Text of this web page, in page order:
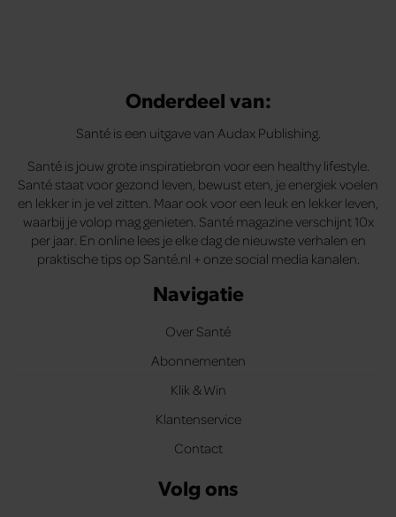
Onderdeel van:
Santé is een uitgave van Audax Publishing.
Santé is jouw grote inspiratiebron voor een healthy lifestyle.
Santé staat voor gezond leven, bewust eten, je energiek voelen
en lekker in je vel zitten. Maar ook voor een leuk en lekker leven,
waarbij je volop mag genieten. Santé magazine verschijnt 10x
per jaar. En online lees je elke dag de nieuwste verhalen en
praktische tips op Santé.nl + onze social media kanalen.
Navigatie
Over Santé
Abonnementen
Klik & Win
Klantenservice
Contact
Volg ons